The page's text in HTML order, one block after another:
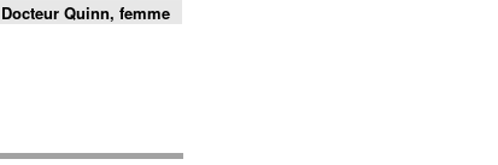
Docteur Quinn, femme
médecin - S5 E4 - Tout